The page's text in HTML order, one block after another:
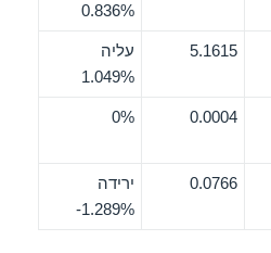
0.836%
5.1615
עליה
1.049%
0.0004
0%
0.0766
ירידה
‎-1.289%